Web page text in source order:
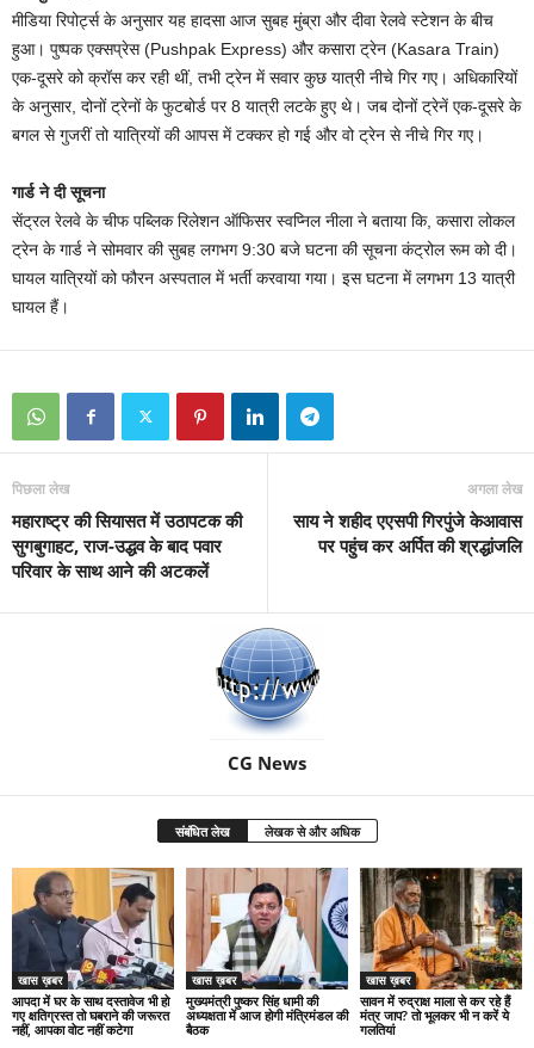
मीडिया रिपोर्ट्स के अनुसार यह हादसा आज सुबह मुंब्रा और दीवा रेलवे स्टेशन के बीच
हुआ। पुष्पक एक्सप्रेस (Pushpak Express) और कसारा ट्रेन (Kasara Train)
एक-दूसरे को क्रॉस कर रही थीं, तभी ट्रेन में सवार कुछ यात्री नीचे गिर गए। अधिकारियों
के अनुसार, दोनों ट्रेनों के फुटबोर्ड पर 8 यात्री लटके हुए थे। जब दोनों ट्रेनें एक-दूसरे के
बगल से गुजरीं तो यात्रियों की आपस में टक्कर हो गई और वो ट्रेन से नीचे गिर गए।
गार्ड ने दी सूचना
सेंट्रल रेलवे के चीफ पब्लिक रिलेशन ऑफिसर स्वप्निल नीला ने बताया कि, कसारा लोकल
ट्रेन के गार्ड ने सोमवार की सुबह लगभग 9:30 बजे घटना की सूचना कंट्रोल रूम को दी।
घायल यात्रियों को फौरन अस्पताल में भर्ती करवाया गया। इस घटना में लगभग 13 यात्री
घायल हैं।
पिछला लेख
महाराष्ट्र की सियासत में उठापटक की
सुगबुगाहट, राज-उद्धव के बाद पवार
परिवार के साथ आने की अटकलें
अगला लेख
साय ने शहीद एएसपी गिरपुंजे केआवास
पर पहुंच कर अर्पित की श्रद्धांजलि
CG News
संबंधित लेख लेखक से और अधिक
खास ख़बर
आपदा में घर के साथ दस्तावेज भी हो
गए क्षतिग्रस्त तो घबराने की जरूरत
नहीं, आपका वोट नहीं कटेगा
खास ख़बर
मुख्यमंत्री पुष्कर सिंह धामी की
अध्यक्षता में आज होगी मंत्रिमंडल की
बैठक
खास ख़बर
सावन में रुद्राक्ष माला से कर रहे हैं
मंत्र जाप? तो भूलकर भी न करें ये
गलतियां